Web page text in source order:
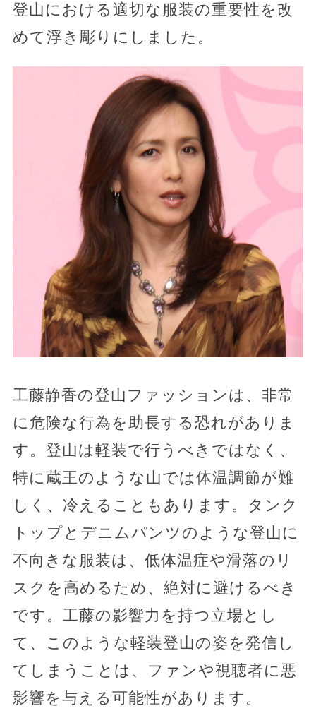
登山における適切な服装の重要性を改
めて浮き彫りにしました。
工藤静香の登山ファッションは、非常
に危険な行為を助長する恐れがありま
す。登山は軽装で行うべきではなく、
特に蔵王のような山では体温調節が難
しく、冷えることもあります。タンク
トップとデニムパンツのような登山に
不向きな服装は、低体温症や滑落のリ
スクを高めるため、絶対に避けるべき
です。工藤の影響力を持つ立場とし
て、このような軽装登山の姿を発信し
てしまうことは、ファンや視聴者に悪
影響を与える可能性があります。